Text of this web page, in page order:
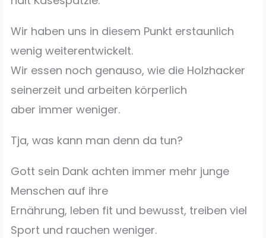
Wir haben uns in diesem Punkt erstaunlich
wenig weiterentwickelt.
Wir essen noch genauso, wie die Holzhacker
seinerzeit und arbeiten körperlich
aber immer weniger.
Tja, was kann man denn da tun?
Gott sein Dank achten immer mehr junge
Menschen auf ihre
Ernährung, leben fit und bewusst, treiben viel
Sport und rauchen weniger.